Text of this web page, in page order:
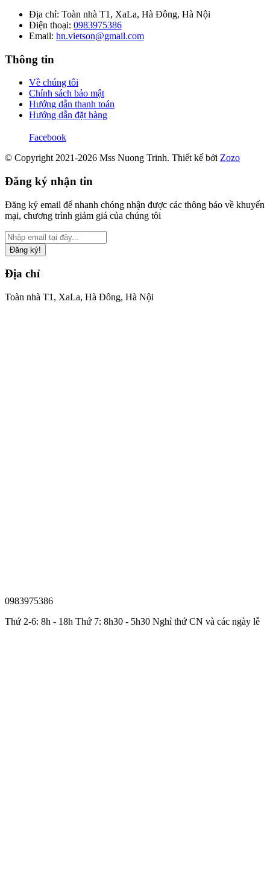
Địa chỉ: Toàn nhà T1, XaLa, Hà Đông, Hà Nội
Điện thoại: 0983975386
Email: hn.vietson@gmail.com
Thông tin
Về chúng tôi
Chính sách bảo mật
Hướng dẫn thanh toán
Hướng dẫn đặt hàng
Facebook
© Copyright 2021-2026 Mss Nuong Trinh. Thiết kế bởi Zozo
Đăng ký nhận tin
Đăng ký email để nhanh chóng nhận được các thông báo về khuyến
mại, chương trình giảm giá của chúng tôi
Đăng ký!
Địa chỉ
Toàn nhà T1, XaLa, Hà Đông, Hà Nội
0983975386
Thứ 2-6: 8h - 18h Thứ 7: 8h30 - 5h30 Nghỉ thứ CN và các ngày lễ